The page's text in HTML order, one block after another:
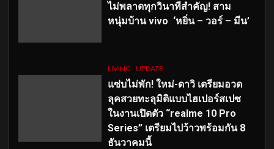
ไม่พลาดทุกวินาทีสำคัญ! สาม
หนุ่มบ้าน vivo ‘หยิ่น – วอร์ – มีน’
LIVING UPDATE
แซ่บไม่พัก! ใหม่-ดาวิ เตรียมอวด
ลุคสวยทะลุมิติแบบไฮเปอร์สเปซ
ในงานเปิดตัว “realme 10 Pro
Series” เตรียมไปว้าวพร้อมกัน 8
ธันวาคมนี้